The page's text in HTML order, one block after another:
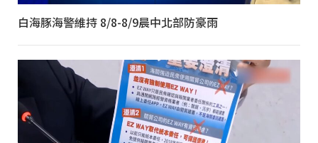
白海豚海警維持 8/8-8/9晨中北部防豪雨